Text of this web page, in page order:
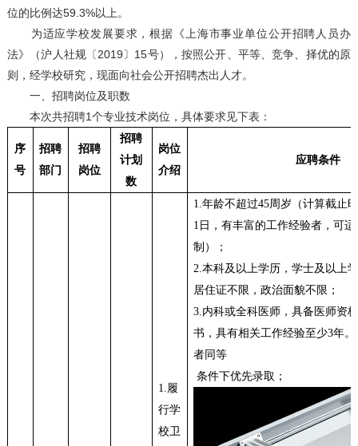
位的比例达59.3%以上。
为适应学校发展要求，根据《上海市事业单位公开招聘人员办
法》（沪人社规〔2019〕15号），按照公开、平等、竞争、择优的原
则，经学校研究，现面向社会公开招聘杰出人才。
一、招聘岗位及职数
本次共招聘1个专业技术岗位，具体要求见下表：
序
号
招聘
部门
招聘
岗位
招聘
计划
数
岗位
介绍
应聘条件
1.履
行学
校卫
1.年龄不超过45周岁（计算截止
1 日，有丰富的工作经验者，可
制）；
2.本科及以上学历，学士及以上
居住证不限，政治面貌不限；
3.内科或全科医师，具备医师资
书，具有相关工作经验至少3年。
者同等
条件下优先录取；